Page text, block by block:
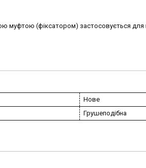
муфтою (фіксатором) застосовується для
Нове
Грушеподібна